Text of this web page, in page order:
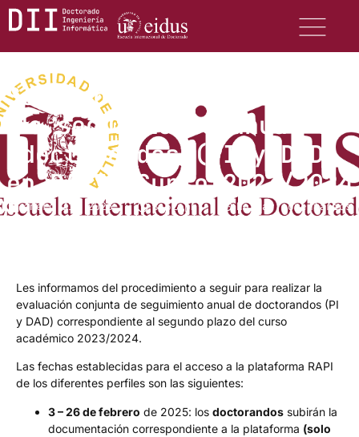
Segundo plazo evaluación
de seguimiento anual de
doctorandos (PI y DAD)
en RAPI- Curso 2023/2024
enero 31, 2025 8:32 pm No hay comentarios
Les informamos del procedimiento a seguir para realizar la
evaluación conjunta de seguimiento anual de doctorandos (PI
y DAD) correspondiente al segundo plazo del curso
académico 2023/2024.
Las fechas establecidas para el acceso a la plataforma RAPI
de los diferentes perfiles son las siguientes:
3 – 26 de febrero de 2025: los doctorandos subirán la
documentación correspondiente a la plataforma (solo